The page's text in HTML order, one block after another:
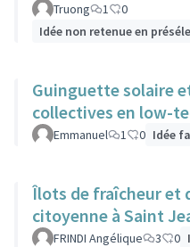
Truong 1
0
Idée non retenue en
Guinguette solaire
collectives en low-
Emmanuel 1 0 Idée
Îlots de fraîcheur et
citoyenne à Saint
FRINDI Angélique 3 0